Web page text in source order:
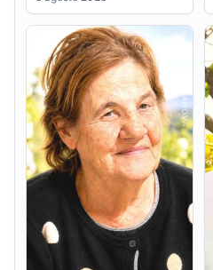
Maria Antonietta Orrù
ved. Peddio
5 agosto 2026